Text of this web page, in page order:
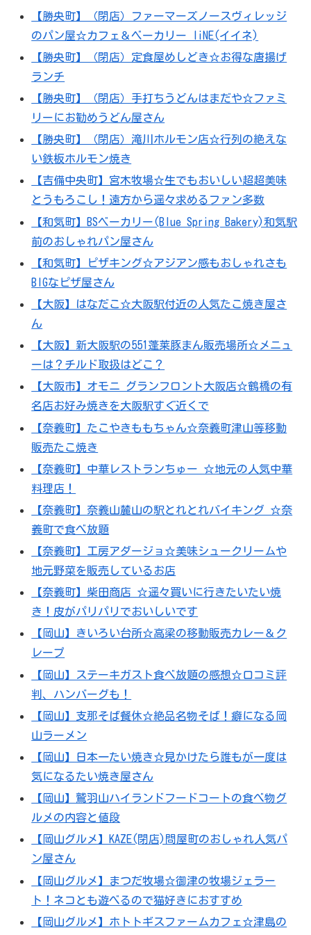
【勝央町】（閉店）ファーマーズノースヴィレッジ
のパン屋☆カフェ＆ベーカリー IiNE(イイネ)
【勝央町】（閉店）定食屋めしどき☆お得な唐揚げ
ランチ
【勝央町】（閉店）手打ちうどんはまだや☆ファミ
リーにお勧めうどん屋さん
【勝央町】（閉店）滝川ホルモン店☆行列の絶えな
い鉄板ホルモン焼き
【吉備中央町】宮木牧場☆生でもおいしい超超美味
とうもろこし！遠方から遥々求めるファン多数
【和気町】BSベーカリー(Blue Spring Bakery)和気駅
前のおしゃれパン屋さん
【和気町】ピザキング☆アジアン感もおしゃれさも
BIGなピザ屋さん
【大阪】はなだこ☆大阪駅付近の人気たこ焼き屋さ
ん
【大阪】新大阪駅の551蓬莱豚まん販売場所☆メニュ
ーは？チルド取扱はどこ？
【大阪市】オモニ グランフロント大阪店☆鶴橋の有
名店お好み焼きを大阪駅すぐ近くで
【奈義町】たこやきももちゃん☆奈義町津山等移動
販売たこ焼き
【奈義町】中華レストランちゅー ☆地元の人気中華
料理店！
【奈義町】奈義山麓山の駅とれとれバイキング ☆奈
義町で食べ放題
【奈義町】工房アダージョ☆美味シュークリームや
地元野菜を販売しているお店
【奈義町】柴田商店 ☆遥々買いに行きたいたい焼
き！皮がパリパリでおいしいです
【岡山】きいろい台所☆高梁の移動販売カレー＆ク
レープ
【岡山】ステーキガスト食べ放題の感想☆口コミ評
判、ハンバーグも！
【岡山】支那そば餐休☆絶品名物そば！癖になる岡
山ラーメン
【岡山】日本一たい焼き☆見かけたら誰もが一度は
気になるたい焼き屋さん
【岡山】鷲羽山ハイランドフードコートの食べ物グ
ルメの内容と値段
【岡山グルメ】KAZE(閉店)問屋町のおしゃれ人気パ
ン屋さん
【岡山グルメ】まつだ牧場☆御津の牧場ジェラー
ト！ネコとも遊べるので猫好きにおすすめ
【岡山グルメ】ホトトギスファームカフェ☆津島の